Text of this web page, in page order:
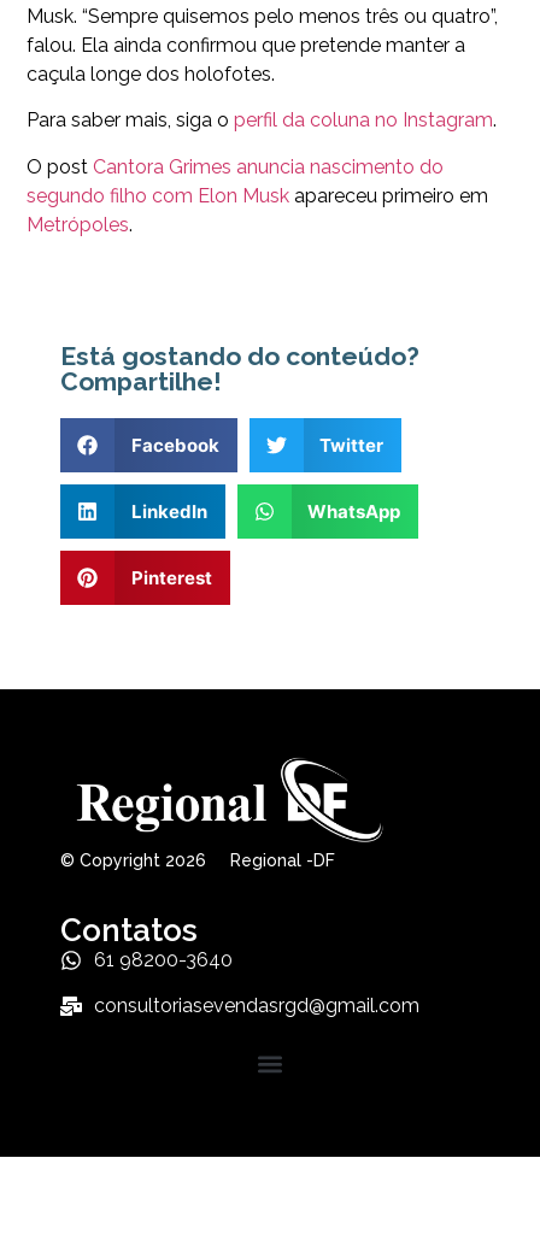
Musk. “Sempre quisemos pelo menos três ou quatro”,
falou. Ela ainda confirmou que pretende manter a
caçula longe dos holofotes.
Para saber mais, siga o perfil da coluna no Instagram.
O post Cantora Grimes anuncia nascimento do
segundo filho com Elon Musk apareceu primeiro em
Metrópoles.
Está gostando do conteúdo?
Compartilhe!
Facebook Twitter
LinkedIn WhatsApp
Pinterest
© Copyright 2026 Regional -DF
Contatos
61 98200-3640
consultoriasevendasrgd@gmail.com